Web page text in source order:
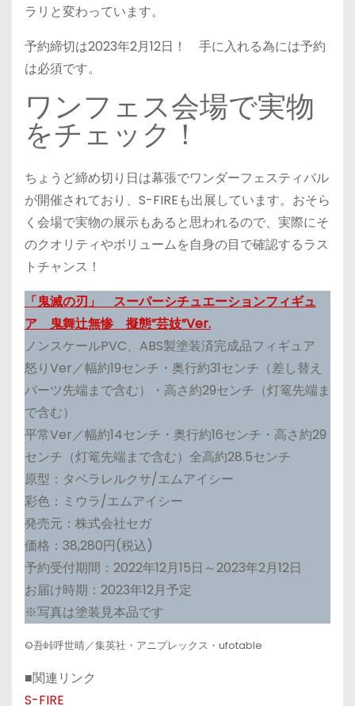
ラリと変わっています。
予約締切は2023年2月12日！ 手に入れる為には予約
は必須です。
ワンフェス会場で実物
をチェック！
ちょうど締め切り日は幕張でワンダーフェスティバル
が開催されており、S-FIREも出展しています。おそら
く会場で実物の展示もあると思われるので、実際にそ
のクオリティやボリュームを自身の目で確認するラス
トチャンス！
「鬼滅の刃」 スーパーシチュエーションフィギュ
ア 鬼舞辻󠄀無惨 擬態”芸妓”Ver.
ノンスケールPVC、ABS製塗装済完成品フィギュア
怒りVer／幅約19センチ・奥行約31センチ（差し替え
パーツ先端まで含む）・高さ約29センチ（灯篭先端ま
で含む）
平常Ver／幅約14センチ・奥行約16センチ・高さ約29
センチ（灯篭先端まで含む）全高約28.5センチ
原型：タベラレルクサ/エムアイシー
彩色：ミウラ/エムアイシー
発売元：株式会社セガ
価格：38,280円(税込)
予約受付期間：2022年12月15日～2023年2月12日
お届け時期：2023年12月予定
※写真は塗装見本品です
©吾峠呼世晴／集英社・アニプレックス・ufotable
■関連リンク
S-FIRE